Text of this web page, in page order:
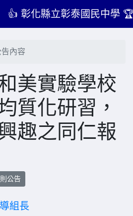
👍 彰化縣立彰泰國民中學
告內容
美實驗學校
質化研習，
趣之同仁報
公告
組長